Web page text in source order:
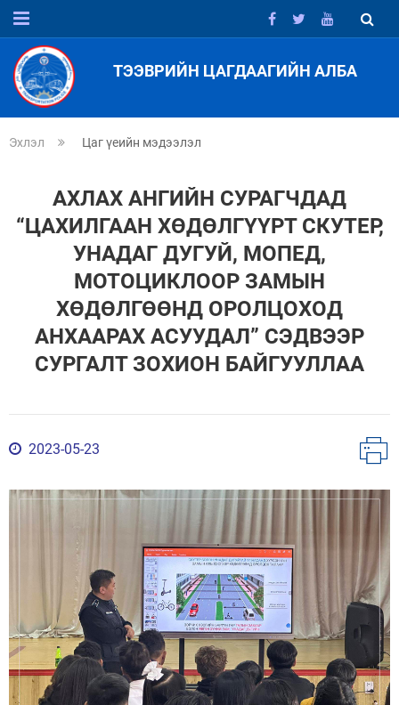
ТЭЭВРИЙН ЦАГДААГИЙН АЛБА
Эхлэл Цаг үеийн мэдээлэл
АХЛАХ АНГИЙН СУРАГЧДАД
“ЦАХИЛГААН ХӨДӨЛГҮҮРТ СКУТЕР,
УНАДАГ ДУГУЙ, МОПЕД,
МОТОЦИКЛООР ЗАМЫН
ХӨДӨЛГӨӨНД ОРОЛЦОХОД
АНХААРАХ АСУУДАЛ” СЭДВЭЭР
СУРГАЛТ ЗОХИОН БАЙГУУЛЛАА
2023-05-23